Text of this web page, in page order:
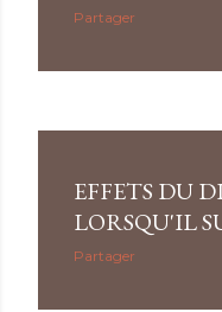
Partager
EFFETS DU
LORSQU'IL
Partager